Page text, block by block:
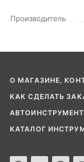
Производитель
О МАГАЗИНЕ,
КАК СДЕЛАТЬ
КАТАЛОГ